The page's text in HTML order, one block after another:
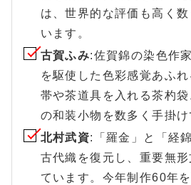
は、世界的な評価も高く
います。
古賀ふみ:佐賀錦の染色作
を駆使した色彩感覚あふれ
帯や茶道具を入れる茶杓
の和装小物を数多く手掛け
北村武資:「羅金」と「経
古代織を復元し、重要無
ています。今年制作60年